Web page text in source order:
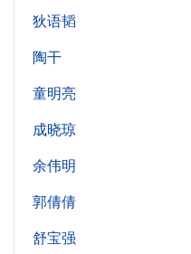
狄语韬
陶干
童明亮
成晓琼
余伟明
郭倩倩
舒宝强